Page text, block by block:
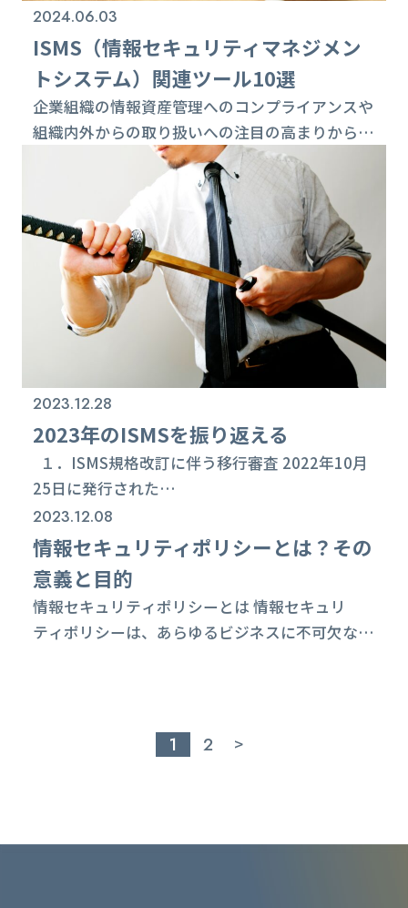
2024.06.03
ISMS（情報セキュリティマネジメン
トシステム）関連ツール10選
企業組織の情報資産管理へのコンプライアンスや
組織内外からの取り扱いへの注目の高まりから
も、ISMS（情報セキュリティマネジメントシス
テム）の取得は大きなアドバンテージとなりま
す。こちらのコラムでは、ISMSを効果的に運用
する上でのさまざまなツールを10選ご紹介し、
情報資産保護にお役立ていただければ幸いです。
◆（１）ISMSにおけるリスクアセスメントツー
ル ISMSにおけるリスクアセスメントツール...
2023.12.28
2023年のISMSを振り返える
１．ISMS規格改訂に伴う移行審査 2022年10月
25日に発行された
ISO/IEC27001:2022（JISQ27001:2023）の移
行審査が、今年の4月頃から開始されました。弊
社も今年8月のサーベイランス審査に合わせて移
行審査を受け、無事対応を終えました。また新規
取得のお客様やサーベイランス審査ないし再認証
審査に合わせて移行審査を受けたお客様の支援も
2023.12.08
情報セキュリティポリシーとは？その
意義と目的
情報セキュリティポリシーとは 情報セキュリ
ティポリシーは、あらゆるビジネスに不可欠なも
の内容は様々ですが、すべての企業に共通する基
本的な要素が含まれています。 2006年に施行さ
1 2 >